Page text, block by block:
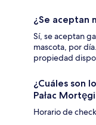
¿Se aceptan
Sí, se aceptan
mascota, por
propiedad
¿Cuáles son
Pałac
Horario de